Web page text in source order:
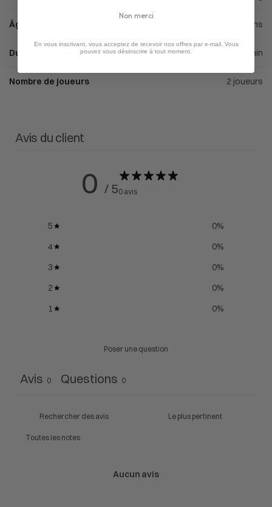
Âge À partir de 8 ans
Durée d'une partie 15 à 30min
Nombre de joueurs 2 joueurs
Avis du client
0 / 50 avis
5 0%
4
0%
3
0%
2
0%
1
0%
Poser une question
Avis 0 Questions 0
Aucun avis
Non merci
En vous inscrivant, vous acceptez de recevoir nos offres par e-mail. Vous
pouvez vous désinscrire à tout moment.